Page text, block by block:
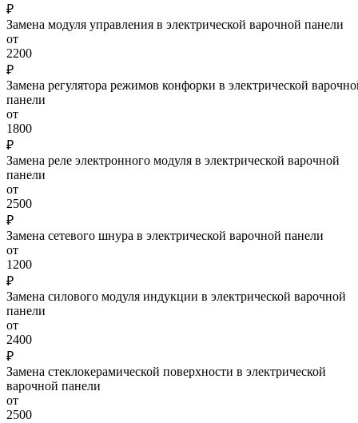
₽
Замена модуля управления в электрической варочной панели
от
2200
₽
Замена регулятора режимов конфорки в электрической
панели
от
1800
₽
Замена реле электронного модуля в электрической варочной
панели
от
2500
₽
Замена сетевого шнура в электрической варочной панели
от
1200
₽
Замена силового модуля индукции в электрической варочной
панели
от
2400
₽
Замена стеклокерамической поверхности в электрической
варочной панели
от
2500